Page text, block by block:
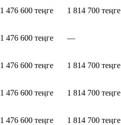
1 476 600 теңге 1 814 700 теңге
1 476 600 теңге —
1 476 600 теңге 1 814 700 теңге
1 476 600 теңге 1 814 700 теңге
1 476 600 теңге 1 814 700 теңге